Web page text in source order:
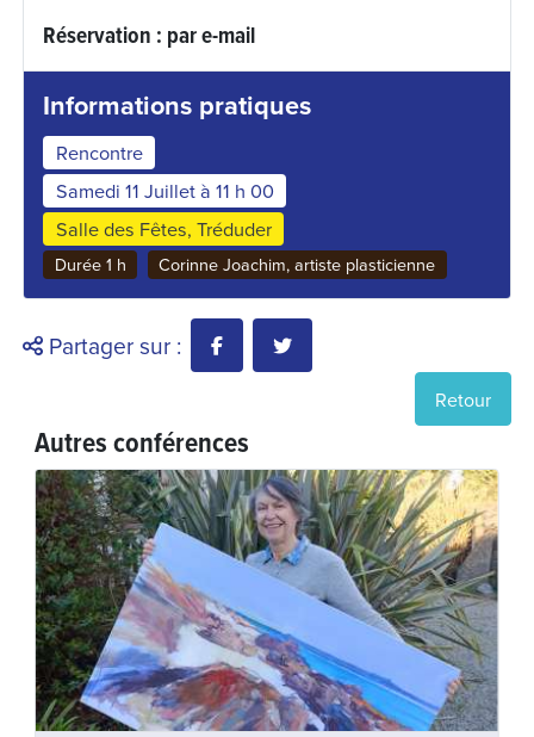
Réservation : par e-mail
Informations pratiques
Rencontre
Samedi 11 Juillet à 11 h 00
Salle des Fêtes, Tréduder
Durée 1 h Corinne Joachim, artiste plasticienne
Partager sur :
Retour
Autres conférences